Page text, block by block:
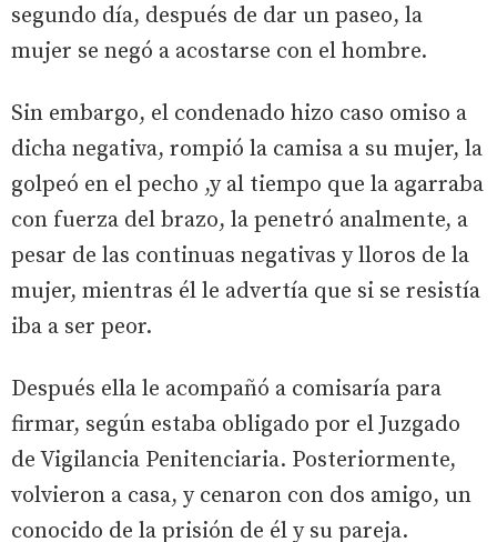
segundo día, después de dar un paseo, la
mujer se negó a acostarse con el hombre.
Sin embargo, el condenado hizo caso omiso a
dicha negativa, rompió la camisa a su mujer, la
golpeó en el pecho ,y al tiempo que la agarraba
con fuerza del brazo, la penetró analmente, a
pesar de las continuas negativas y lloros de la
mujer, mientras él le advertía que si se resistía
iba a ser peor.
Después ella le acompañó a comisaría para
firmar, según estaba obligado por el Juzgado
de Vigilancia Penitenciaria. Posteriormente,
volvieron a casa, y cenaron con dos amigo, un
conocido de la prisión de él y su pareja.